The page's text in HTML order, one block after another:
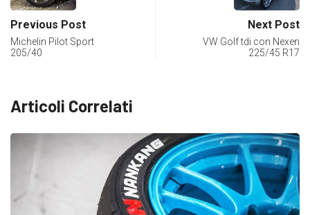
Previous Post
Michelin Pilot Sport
205/40
Next Post
VW Golf tdi con Nexen
225/45 R17
Articoli Correlati